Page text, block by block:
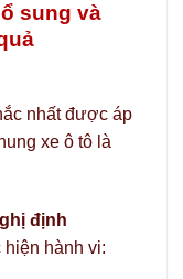
sung và
nhất được áp
xe ô tô là
định
hiện hành vi: